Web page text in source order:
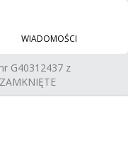
WIADOMOŚCI
G40312437 z
ZAMKNIĘTE